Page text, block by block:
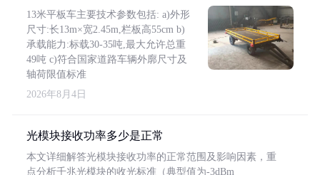
13米平板车主要技术参数包括: a)外形
尺寸:长13m×宽2.45m,栏板高55cm b)
承载能力:标载30-35吨,最大允许总重
49吨 c)符合国家道路车辆外廓尺寸及
轴荷限值标准
2026年8月4日
光模块接收功率多少是正常
本文详细解答光模块接收功率的正常范围及影响因素，重
点分析千兆光模块的收光标准（典型值为-3dBm